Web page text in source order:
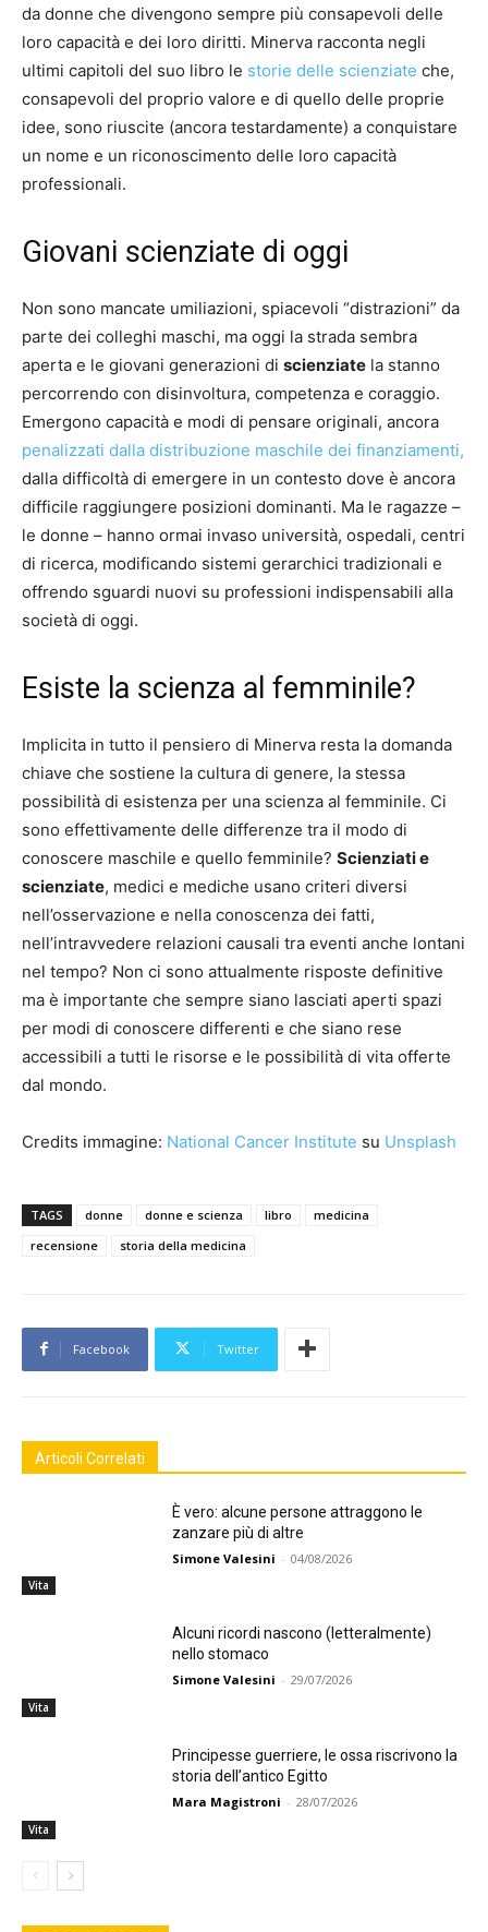
da donne che divengono sempre più consapevoli delle
loro capacità e dei loro diritti. Minerva racconta negli
ultimi capitoli del suo libro le storie delle scienziate che,
consapevoli del proprio valore e di quello delle proprie
idee, sono riuscite (ancora testardamente) a conquistare
un nome e un riconoscimento delle loro capacità
professionali.
Giovani scienziate di oggi
Non sono mancate umiliazioni, spiacevoli “distrazioni” da
parte dei colleghi maschi, ma oggi la strada sembra
aperta e le giovani generazioni di scienziate la stanno
percorrendo con disinvoltura, competenza e coraggio.
Emergono capacità e modi di pensare originali, ancora
penalizzati dalla distribuzione maschile dei finanziamenti,
dalla difficoltà di emergere in un contesto dove è ancora
difficile raggiungere posizioni dominanti. Ma le ragazze –
le donne – hanno ormai invaso università, ospedali, centri
di ricerca, modificando sistemi gerarchici tradizionali e
offrendo sguardi nuovi su professioni indispensabili alla
società di oggi.
Esiste la scienza al femminile?
Implicita in tutto il pensiero di Minerva resta la domanda
chiave che sostiene la cultura di genere, la stessa
possibilità di esistenza per una scienza al femminile. Ci
sono effettivamente delle differenze tra il modo di
conoscere maschile e quello femminile? Scienziati e
scienziate, medici e mediche usano criteri diversi
nell’osservazione e nella conoscenza dei fatti,
nell’intravvedere relazioni causali tra eventi anche lontani
nel tempo? Non ci sono attualmente risposte definitive
ma è importante che sempre siano lasciati aperti spazi
per modi di conoscere differenti e che siano rese
accessibili a tutti le risorse e le possibilità di vita offerte
dal mondo.
Credits immagine: National Cancer Institute su Unsplash
TAGS donne donne e scienza libro
medicina
recensione
storia della medicina
Facebook Twitter
Articoli Correlati
Vita
È vero: alcune persone attraggono le
zanzare più di altre
Simone Valesini - 04/08/2026
Vita
Alcuni ricordi nascono (letteralmente)
nello stomaco
Simone Valesini - 29/07/2026
Vita
Principesse guerriere, le ossa riscrivono la
storia dell’antico Egitto
Mara Magistroni - 28/07/2026